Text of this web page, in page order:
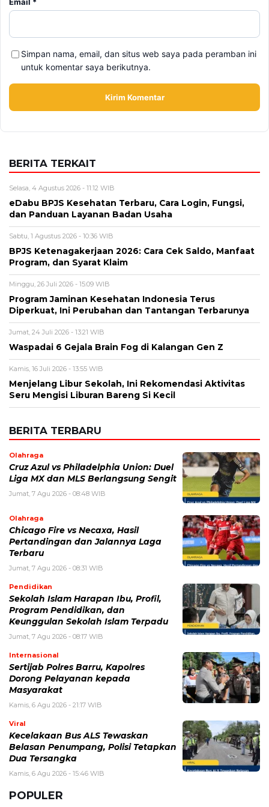
Alamat email tidak akan dipublikasikan. Kolom wajib ditandai *.
Komentar*
Nama*
Email*
Simpan nama, email, dan situs web saya pada peramban ini
untuk komentar saya berikutnya.
BERITA TERKAIT
Selasa, 4 Agustus 2026 - 11:12 WIB
eDabu BPJS Kesehatan Terbaru, Cara Login, Fungsi,
Sabtu, 1 Agustus 2026 - 10:36 WIB
BPJS Ketenagakerjaan 2026: Cara Cek Saldo, Manfaat
Program, dan Syarat Klaim
Program Jaminan Kesehatan Indonesia Terus
Diperkuat, Ini Perubahan dan Tantangan Terbarunya
Jumat, 24 Juli 2026 - 13:21 WIB
Waspadai 6 Gejala Brain Fog di Kalangan Gen Z
Kamis, 16 Juli 2026 - 13:55 WIB